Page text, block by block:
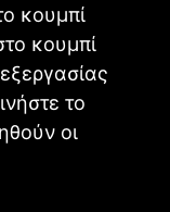
κουμπί
κουμπί
το
οι